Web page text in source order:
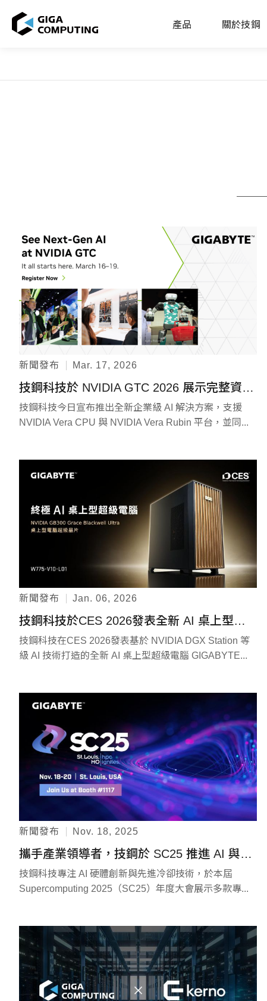
產品 關於技鋼
新聞發布 Mar. 17, 2026
技鋼科技於 NVIDIA GTC 2026 展示完整資料中心產品組合與基礎架構並支援 NVIDIA Vera Rubin 平台
技鋼科技今日宣布推出全新企業級 AI 解決方案，支援
NVIDIA Vera CPU 與 NVIDIA Vera Rubin 平台，並同...
新聞發布 Jan. 06, 2026
技鋼科技於CES 2026發表全新 AI 桌上型超級電腦 啟動 AI 新世代平台
技鋼科技在CES 2026發表基於 NVIDIA DGX Station 等
級 AI 技術打造的全新 AI 桌上型超級電腦 GIGABYTE...
新聞發布 Nov. 18, 2025
攜手產業領導者，技鋼於 SC25 推進 AI 與高效能運算極限
技鋼科技專注 AI 硬體創新與先進冷卻技術，於本屆
Supercomputing 2025（SC25）年度大會展示多款專...